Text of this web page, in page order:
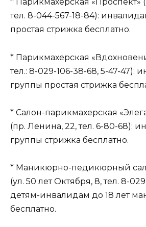
* Парикмахерская «Проспект»
тел. 8-044-567-18-84):
простая стрижка бесплатно.
* Парикмахерская
тел.: 8-029-106-38-68, 5-47-47):
группы простая стрижка
* Салон-парикмахерская
(пр. Ленина, 22, тел. 6-80-68):
группы стрижка бесплатно.
* Маникюрно-педикюрный
(ул. 50 лет Октября, 8, тел. 8-
детям-инвалидам до 18 лет
бесплатно.